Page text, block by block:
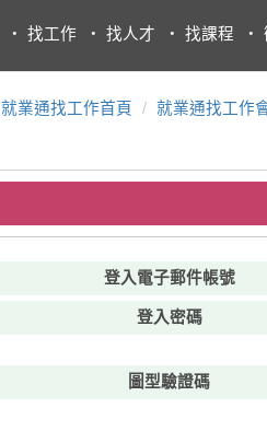
・ 找工作 ・ 找人才 ・ 找課程 ・
就業通找工作首頁 就業通找工作
登入電子郵件帳號
登入密碼
圖型驗證碼